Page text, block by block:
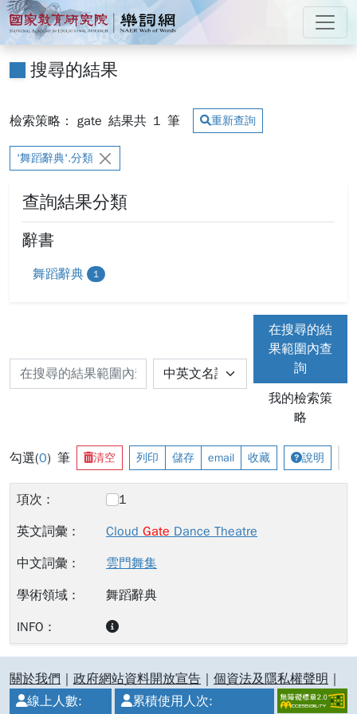
跳到主要內容
:::
國家教育研究院 樂詞網
搜尋的結果
檢索策略： gate 結果共 1 筆 重新查詢
'舞蹈辭典'.分類
查詢結果分類
辭書
舞蹈辭典 1
在搜尋的結
果範圍內查
詢
我的檢索策
略
勾選(0) 筆 清空 列印 儲存 email 收藏 說明
1
Cloud Gate Dance Theatre
雲門舞集
舞蹈辭典
:::關於我們 政府網站資料開放宣告 個資法及隱私權聲明
線上人數:
累積使用人次: